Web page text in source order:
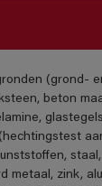
(grond-
beton
metaal, zink,